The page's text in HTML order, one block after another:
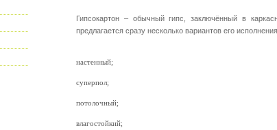
Гипсокартон – обычный гипс, заключённый в
предлагается сразу несколько вариантов его
настенный;
суперпол;
потолочный;
влагостойкий;